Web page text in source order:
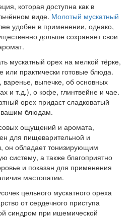
которая доступна как в
виде. Молотый мускатный
удобен в применении, однако,
дольше сохраняет свои
мускатный орех на мелкой тёрке,
или практически готовые блюда.
варенье, выпечке, об основных
и т.д.), о кофе, глинтвейне и чае.
орех придаст сладковатый
вашим блюдам.
ощущений и аромата,
для пищеварительной и
он обладает тонизирующим
систему, а также благоприятно
и показан для применения
мастопатии.
цельного мускатного ореха
от сердечного приступа
синдром при ишемической